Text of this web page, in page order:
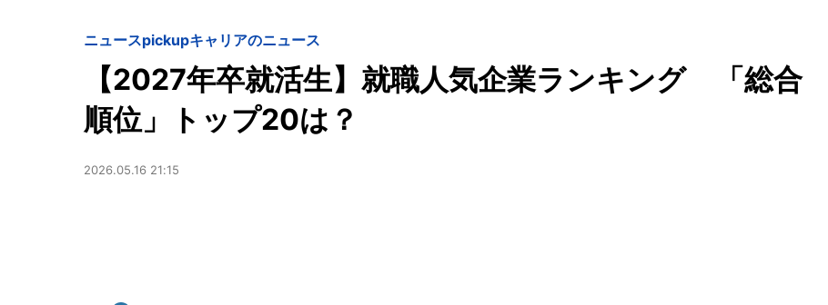
ニュースpickupキャリアのニュース
【2027年卒就活生】就職人気企業ランキング 「総合
順位」トップ20は？
2026.05.16 21:15